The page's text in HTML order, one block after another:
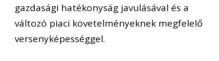
gazdasági hatékonyság javulásával és a
változó piaci követelményeknek megfelelő
versenyképességgel.